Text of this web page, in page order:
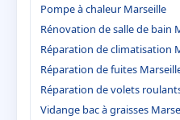
Pompe à chaleur Marseille
Rénovation de salle de bain
Réparation de climatisation
Réparation de fuites
Réparation de volets
Vidange bac à graisses